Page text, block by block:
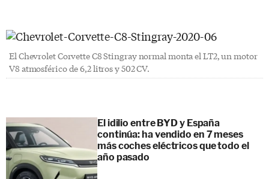
El Chevrolet Corvette C8 Stingray normal monta el LT2, un motor
V8 atmosférico de 6,2 litros y 502 CV.
El idilio entre BYD y España
continúa: ha vendido en 7 meses
más coches eléctricos que todo el
año pasado